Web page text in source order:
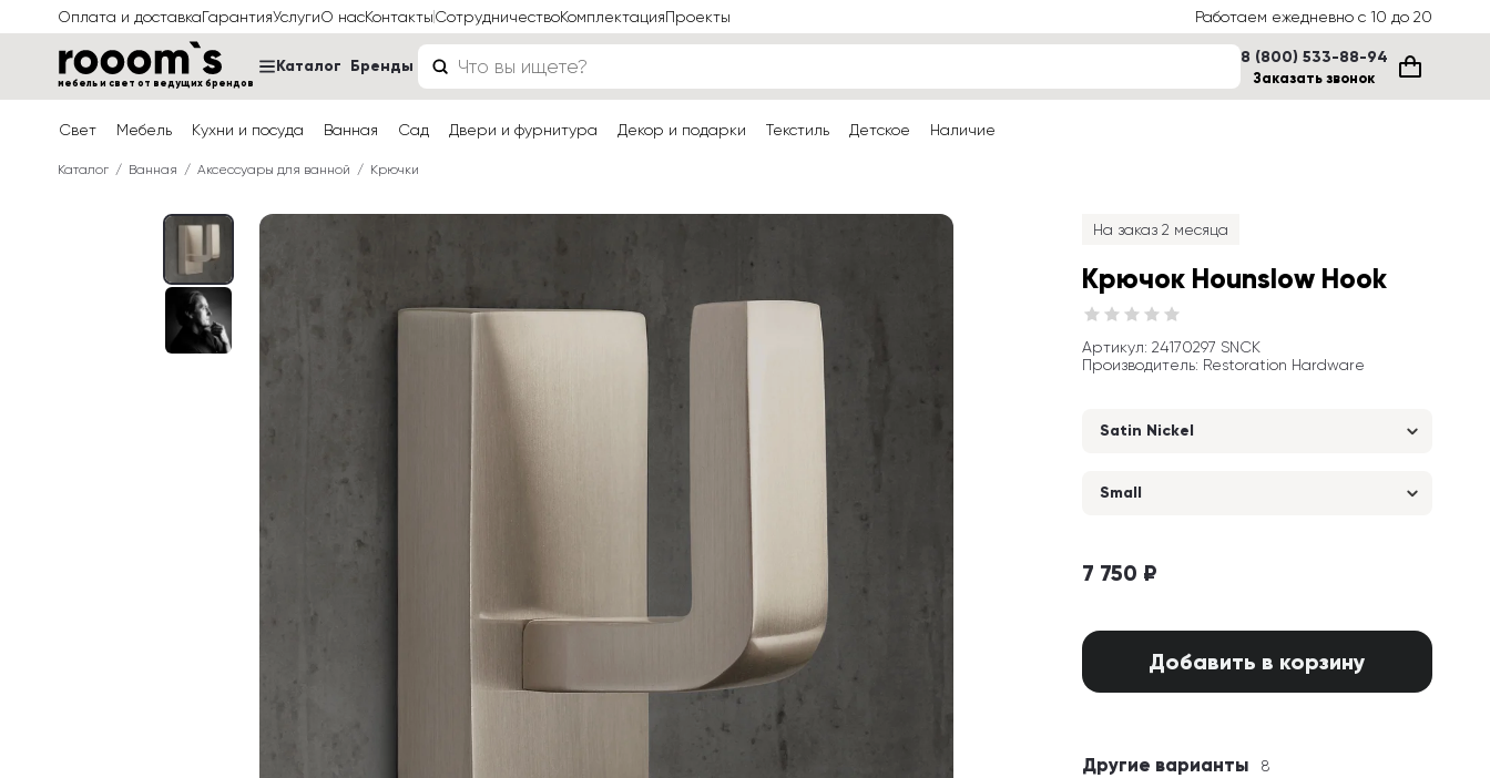
Оплата и доставкаГарантияУслугиО насКонтактыСотрудничествоКомплектацияПроекты Работаем ежедневно с 10 до 20
мебель и свет от ведущих брендов
Каталог Бренды 8 (800) 533-88-94
Заказать звонок
Свет Мебель Кухни и посуда Ванная Сад Двери и фурнитура Декор и подарки Текстиль Детское Наличие
Каталог Ванная Аксессуары для ванной Крючки
На заказ 2 месяца
Крючок Hounslow Hook
Артикул: 24170297 SNCK
Производитель: Restoration Hardware
Satin Nickel
Small
7 750 ₽
Добавить в корзину
Другие варианты 8